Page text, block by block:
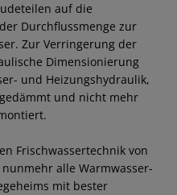
auf die
Durchflussmenge zur
Zur Verringerung der
Dimensionierung
und Heizungshydraulik,
und nicht mehr
Frischwassertechnik von
nunmehr alle Warmwasser-
mit bester